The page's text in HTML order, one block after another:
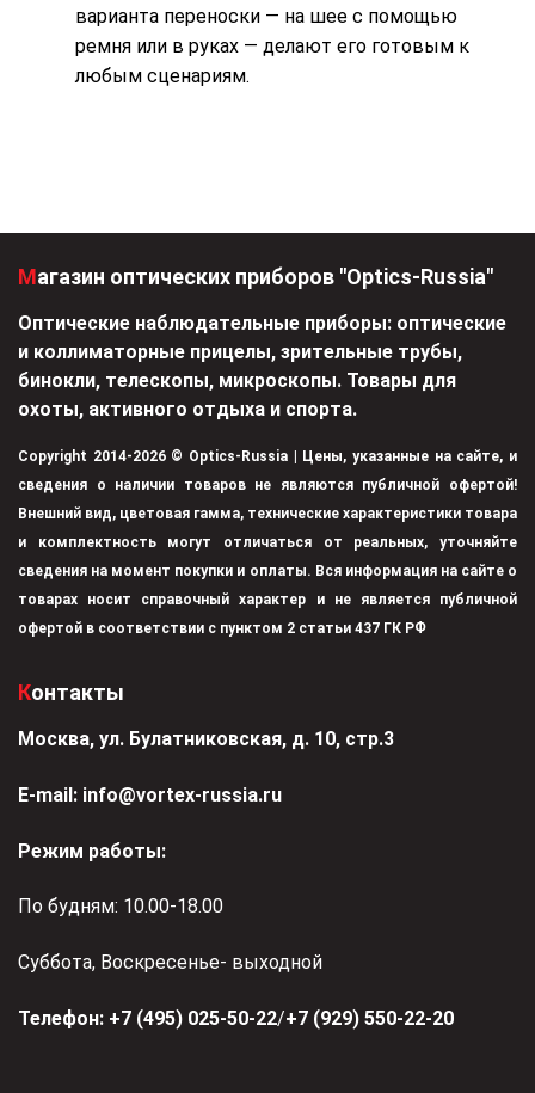
варианта переноски — на шее с помощью
ремня или в руках — делают его готовым к
любым сценариям.
Магазин оптических приборов "Optics-Russia"
Оптические наблюдательные приборы: оптические
и коллиматорные прицелы, зрительные трубы,
бинокли, телескопы, микроскопы. Товары для
охоты, активного отдыха и спорта.
Copyright 2014-2026 © Optics-Russia | Цены, указанные на сайте, и
сведения о наличии товаров не являются публичной офертой!
Внешний вид, цветовая гамма, технические характеристики товара
и комплектность могут отличаться от реальных, уточняйте
сведения на момент покупки и оплаты. Вся информация на сайте о
товарах носит справочный характер и не является публичной
офертой в соответствии с пунктом 2 статьи 437 ГК РФ
Контакты
Москва, ул. Булатниковская, д. 10, стр.3
Е-mail: info@vortex-russia.ru
Режим работы:
По будням: 10.00-18.00
Суббота, Воскресенье- выходной
Телефон: +7 (495) 025-50-22/+7 (929) 550-22-20